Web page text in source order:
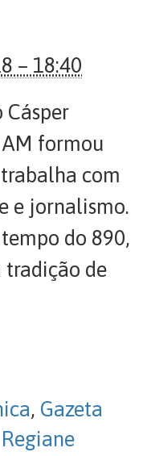
– 18:40
Cásper
formou
com
e jornalismo.
do 890,
tradição de
, Gazeta
Regiane